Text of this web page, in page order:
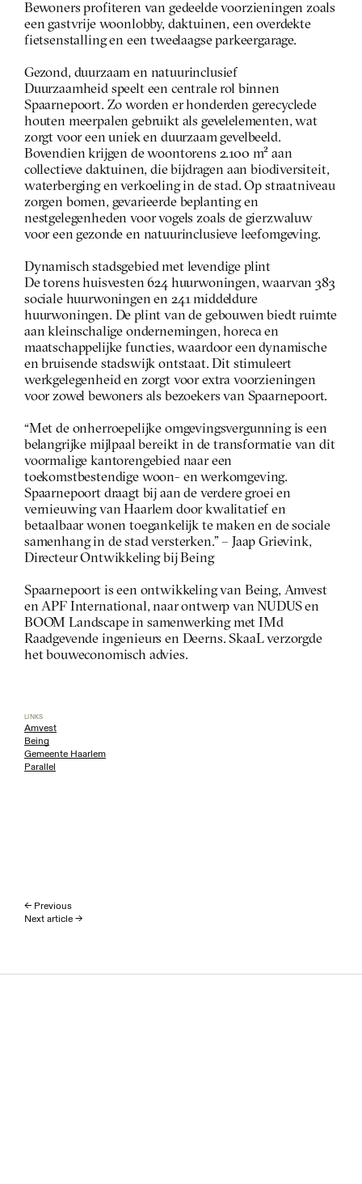
Bewoners profiteren van gedeelde voorzieningen zoals
een gastvrije woonlobby, daktuinen, een overdekte
fietsenstalling en een tweelaagse parkeergarage.
Gezond, duurzaam en natuurinclusief
Duurzaamheid speelt een centrale rol binnen
Spaarnepoort. Zo worden er honderden gerecyclede
houten meerpalen gebruikt als gevelelementen, wat
zorgt voor een uniek en duurzaam gevelbeeld.
Bovendien krijgen de woontorens 2.100 m² aan
collectieve daktuinen, die bijdragen aan biodiversiteit,
waterberging en verkoeling in de stad. Op straatniveau
zorgen bomen, gevarieerde beplanting en
nestgelegenheden voor vogels zoals de gierzwaluw
voor een gezonde en natuurinclusieve leefomgeving.
Dynamisch stadsgebied met levendige plint
De torens huisvesten 624 huurwoningen, waarvan 383
sociale huurwoningen en 241 middeldure
huurwoningen. De plint van de gebouwen biedt ruimte
aan kleinschalige ondernemingen, horeca en
maatschappelijke functies, waardoor een dynamische
en bruisende stadswijk ontstaat. Dit stimuleert
werkgelegenheid en zorgt voor extra voorzieningen
voor zowel bewoners als bezoekers van Spaarnepoort.
“Met de onherroepelijke omgevingsvergunning is een
belangrijke mijlpaal bereikt in de transformatie van dit
voormalige kantorengebied naar een
toekomstbestendige woon- en werkomgeving.
Spaarnepoort draagt bij aan de verdere groei en
vernieuwing van Haarlem door kwalitatief en
betaalbaar wonen toegankelijk te maken en de sociale
samenhang in de stad versterken.” – Jaap Grievink,
Directeur Ontwikkeling bij Being
Spaarnepoort is een ontwikkeling van Being, Amvest
en APF International, naar ontwerp van NUDUS en
BOOM Landscape in samenwerking met IMd
Raadgevende ingenieurs en Deerns. SkaaL verzorgde
het bouweconomisch advies.
LINKS
Amvest
Being
Gemeente Haarlem
Parallel
← Previous
Next article →